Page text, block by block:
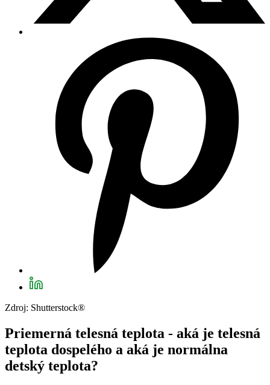
Zdroj: Shutterstock®
Priemerná telesná teplota - aká je telesná
teplota dospelého a aká je normálna
detský teplota?